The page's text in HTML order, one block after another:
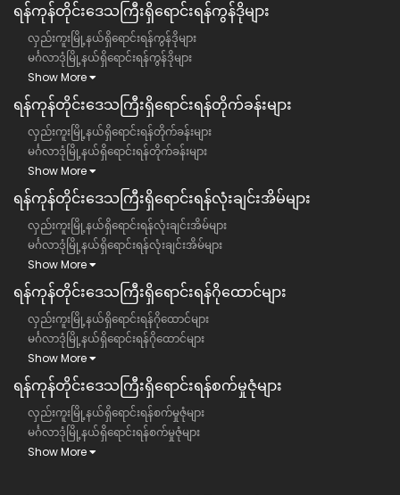
ရန်ကုန်တိုင်းဒေသကြီး​ရှိရောင်းရန်ကွန်ဒိုများ
လှည်းကူးမြို့နယ်ရှိရောင်းရန်ကွန်ဒိုများ
မင်္ဂလာဒုံမြို့နယ်ရှိရောင်းရန်ကွန်ဒိုများ
Show More
ရန်ကုန်တိုင်းဒေသကြီး​ရှိရောင်းရန်တိုက်ခန်းများ
လှည်းကူးမြို့နယ်ရှိရောင်းရန်တိုက်ခန်းများ
မင်္ဂလာဒုံမြို့နယ်ရှိရောင်းရန်တိုက်ခန်းများ
Show More
ရန်ကုန်တိုင်းဒေသကြီး​ရှိရောင်းရန်လုံးချင်းအိမ်များ
လှည်းကူးမြို့နယ်ရှိရောင်းရန်လုံးချင်းအိမ်များ
မင်္ဂလာဒုံမြို့နယ်ရှိရောင်းရန်လုံးချင်းအိမ်များ
Show More
ရန်ကုန်တိုင်းဒေသကြီး​ရှိရောင်းရန်ဂိုထောင်များ
လှည်းကူးမြို့နယ်ရှိရောင်းရန်ဂိုထောင်များ
မင်္ဂလာဒုံမြို့နယ်ရှိရောင်းရန်ဂိုထောင်များ
Show More
ရန်ကုန်တိုင်းဒေသကြီး​ရှိရောင်းရန်စက်မှုဇုံများ
လှည်းကူးမြို့နယ်ရှိရောင်းရန်စက်မှုဇုံများ
မင်္ဂလာဒုံမြို့နယ်ရှိရောင်းရန်စက်မှုဇုံများ
Show More